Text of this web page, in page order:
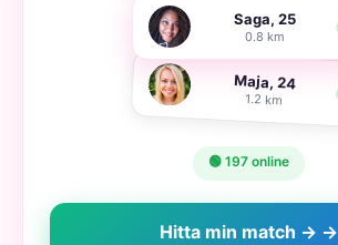
Saga, 25
0.8 km
Maja, 24
1.2 km
🟢 197 online
Hitta min match → →